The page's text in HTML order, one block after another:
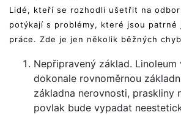
Lidé, kteří se rozhodli ušetřit na
potýkají s problémy, které jsou patrné
práce. Zde je jen několik běžných
Nepřipravený základ. Linoleum
dokonale rovnoměrnou
základna nerovnosti, praskliny
povlak bude vypadat